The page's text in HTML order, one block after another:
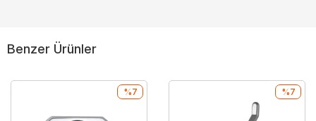
Benzer Ürünler
%7 %7